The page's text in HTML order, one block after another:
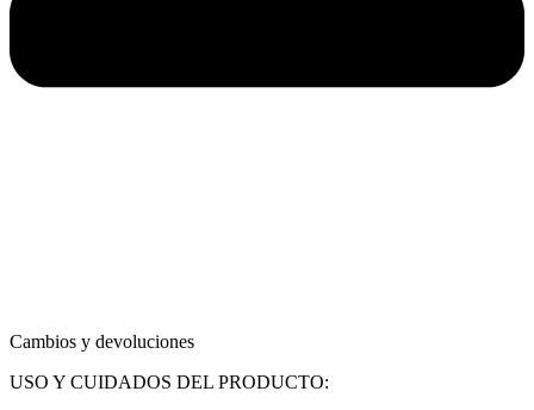
Cambios y devoluciones
USO Y CUIDADOS DEL PRODUCTO: